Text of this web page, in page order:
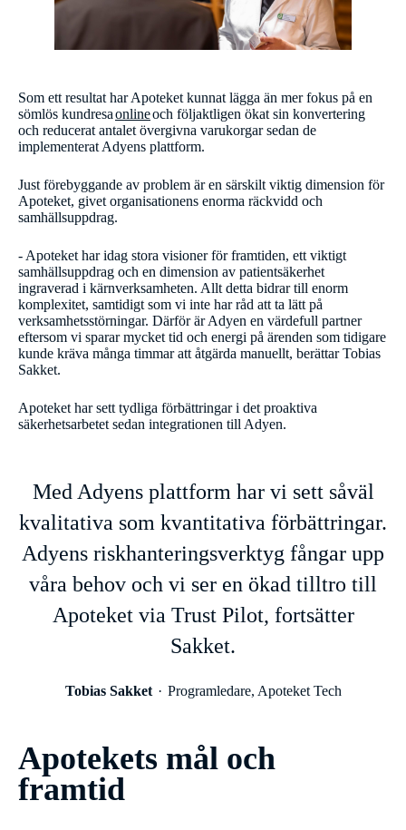
Som ett resultat har Apoteket kunnat lägga än mer fokus på en
sömlös kundresaonlineoch följaktligen ökat sin konvertering
och reducerat antalet övergivna varukorgar sedan de
implementerat Adyens plattform.
Just förebyggande av problem är en särskilt viktig dimension för
Apoteket, givet organisationens enorma räckvidd och
samhällsuppdrag.
- Apoteket har idag stora visioner för framtiden, ett viktigt
samhällsuppdrag och en dimension av patientsäkerhet
ingraverad i kärnverksamheten. Allt detta bidrar till enorm
komplexitet, samtidigt som vi inte har råd att ta lätt på
verksamhetsstörningar. Därför är Adyen en värdefull partner
eftersom vi sparar mycket tid och energi på ärenden som tidigare
kunde kräva många timmar att åtgärda manuellt, berättar Tobias
Sakket.
Apoteket har sett tydliga förbättringar i det proaktiva
säkerhetsarbetet sedan integrationen till Adyen.
Med Adyens plattform har vi sett såväl
kvalitativa som kvantitativa förbättringar.
Adyens riskhanteringsverktyg fångar upp
våra behov och vi ser en ökad tilltro till
Apoteket via Trust Pilot, fortsätter
Sakket.
Tobias Sakket Programledare, Apoteket Tech
Apotekets mål och
framtid